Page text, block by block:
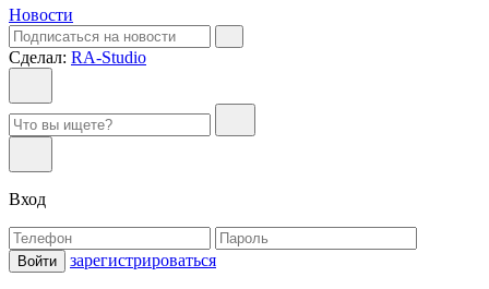
Новости
Сделал: RA-Studio
Вход
Войти зарегистрироваться